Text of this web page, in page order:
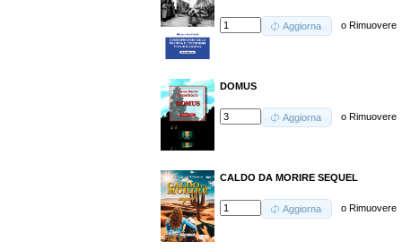
Aggiorna oRimuovere
DOMUS
Aggiorna oRimuovere
CALDO DA MORIRE SEQUEL
Aggiorna oRimuovere